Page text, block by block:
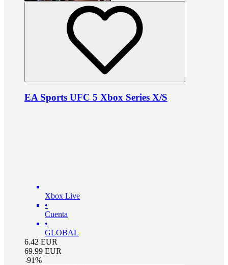
EA Sports UFC 5 Xbox Series X/S
Xbox Live
•
Cuenta
•
GLOBAL
6.42 EUR
69.99 EUR
-91%